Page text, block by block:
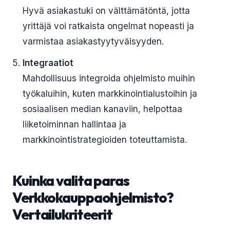
Hyvä asiakastuki on välttämätöntä, jotta
yrittäjä voi ratkaista ongelmat nopeasti ja
varmistaa asiakastyytyväisyyden.
Integraatiot
Mahdollisuus integroida ohjelmisto muihin
työkaluihin, kuten markkinointialustoihin ja
sosiaalisen median kanaviin, helpottaa
liiketoiminnan hallintaa ja
markkinointistrategioiden toteuttamista.
Kuinka valita paras
Verkkokauppaohjelmisto?
Vertailukriteerit